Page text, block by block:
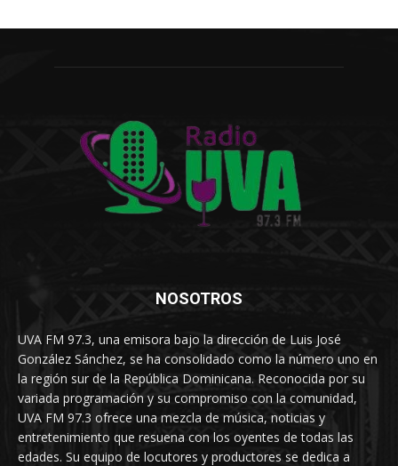
NOSOTROS
UVA FM 97.3, una emisora bajo la dirección de Luis José
González Sánchez, se ha consolidado como la número uno en
la región sur de la República Dominicana. Reconocida por su
variada programación y su compromiso con la comunidad,
UVA FM 97.3 ofrece una mezcla de música, noticias y
entretenimiento que resuena con los oyentes de todas las
edades. Su equipo de locutores y productores se dedica a